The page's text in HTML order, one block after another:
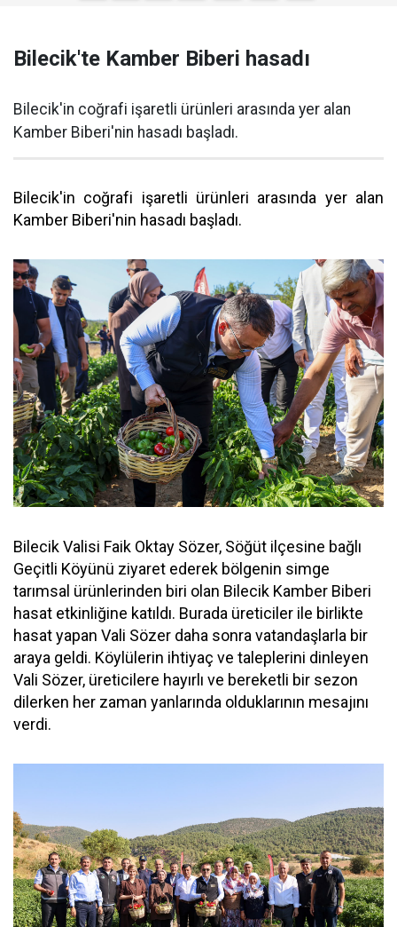
Bilecik'te Kamber Biberi hasadı
Bilecik'in coğrafi işaretli ürünleri arasında yer alan
Kamber Biberi'nin hasadı başladı.
Bilecik'in coğrafi işaretli ürünleri arasında yer alan
Kamber Biberi'nin hasadı başladı.
Bilecik Valisi Faik Oktay Sözer, Söğüt ilçesine bağlı
Geçitli Köyünü ziyaret ederek bölgenin simge
tarımsal ürünlerinden biri olan Bilecik Kamber Biberi
hasat etkinliğine katıldı. Burada üreticiler ile birlikte
hasat yapan Vali Sözer daha sonra vatandaşlarla bir
araya geldi. Köylülerin ihtiyaç ve taleplerini dinleyen
Vali Sözer, üreticilere hayırlı ve bereketli bir sezon
dilerken her zaman yanlarında olduklarının mesajını
verdi.